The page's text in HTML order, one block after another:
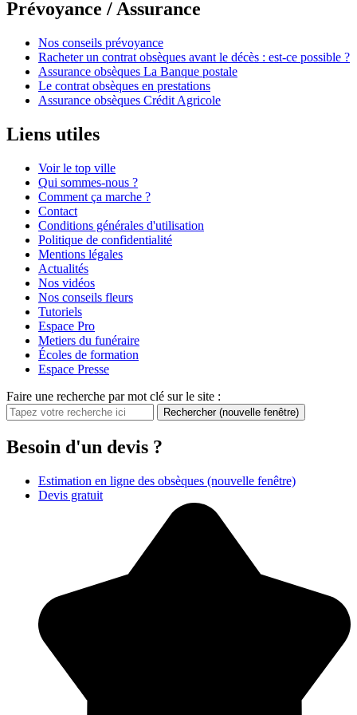
Prévoyance / Assurance
Nos conseils prévoyance
Racheter un contrat obsèques avant le décès : est-ce possible ?
Assurance obsèques La Banque postale
Le contrat obsèques en prestations
Assurance obsèques Crédit Agricole
Liens utiles
Voir le top ville
Qui sommes-nous ?
Comment ça marche ?
Contact
Conditions générales d'utilisation
Politique de confidentialité
Mentions légales
Actualités
Nos vidéos
Nos conseils fleurs
Tutoriels
Espace Pro
Metiers du funéraire
Écoles de formation
Espace Presse
Faire une recherche par mot clé sur le site :
Rechercher (nouvelle fenêtre)
Besoin d'un devis ?
Estimation en ligne des obsèques (nouvelle fenêtre)
Devis gratuit